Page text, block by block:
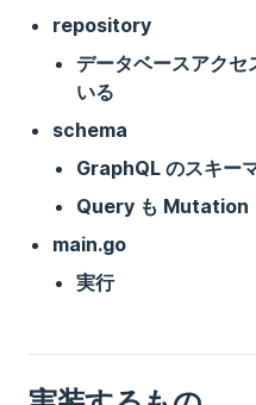
repository
データベースアクセ
いる
schema
GraphQL のスキー
Query も Mutation
main.go
実行